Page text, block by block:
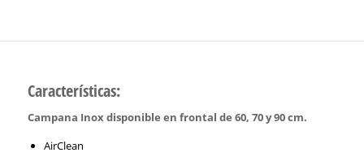
Características:
Campana Inox disponible en frontal de 60, 70 y 90 cm.
AirClean